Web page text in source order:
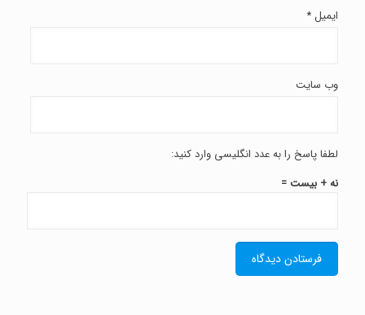
ایمیل *
وب‌ سایت
لطفا پاسخ را به عدد انگلیسی وارد کنید:
نه + بیست =